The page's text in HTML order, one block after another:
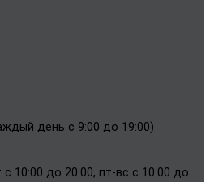
день с 9:00 до 19:00)
10:00 до 20:00, пт-вс с 10:00 до